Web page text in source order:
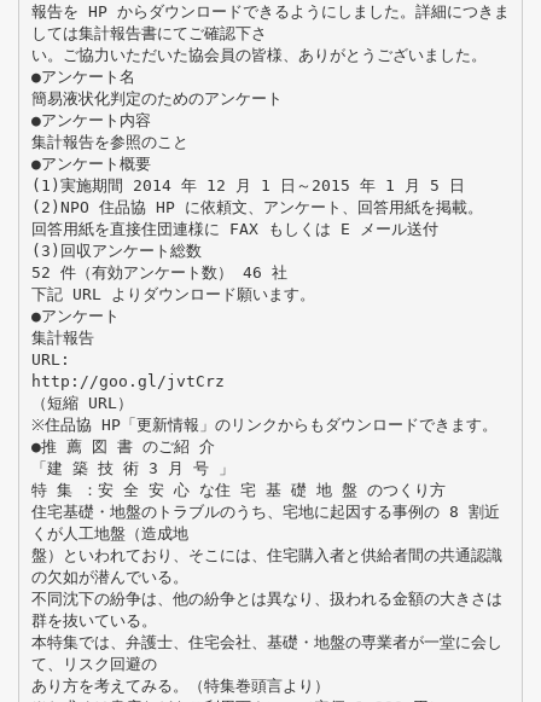
報告を HP からダウンロードできるようにしました。詳細につきま
しては集計報告書にてご確認下さ
い。ご協力いただいた協会員の皆様、ありがとうございました。
●アンケート名
簡易液状化判定のためのアンケート
●アンケート内容
集計報告を参照のこと
●アンケート概要
(1)実施期間 2014 年 12 月 1 日～2015 年 1 月 5 日
(2)NPO 住品協 HP に依頼文、アンケート、回答用紙を掲載。
回答用紙を直接住団連様に FAX もしくは E メール送付
(3)回収アンケート総数
52 件（有効アンケート数） 46 社
下記 URL よりダウンロード願います。
●アンケート
集計報告
URL:
http://goo.gl/jvtCrz
（短縮 URL）
※住品協 HP「更新情報」のリンクからもダウンロードできます。
●推 薦 図 書 のご紹 介
「建 築 技 術 3 月 号 」
特 集 ：安 全 安 心 な住 宅 基 礎 地 盤 のつくり方
住宅基礎・地盤のトラブルのうち、宅地に起因する事例の 8 割近
くが人工地盤（造成地
盤）といわれており、そこには、住宅購入者と供給者間の共通認識
の欠如が潜んでいる。
不同沈下の紛争は、他の紛争とは異なり、扱われる金額の大きさは
群を抜いている。
本特集では、弁護士、住宅会社、基礎・地盤の専業者が一堂に会し
て、リスク回避の
あり方を考えてみる。（特集巻頭言より）